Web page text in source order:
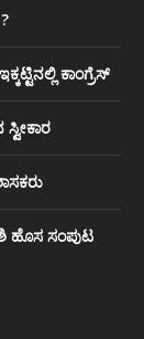
ಕಾಂಗ್ರೆಸ್
ಹೊಸ ಸಂಪುಟ